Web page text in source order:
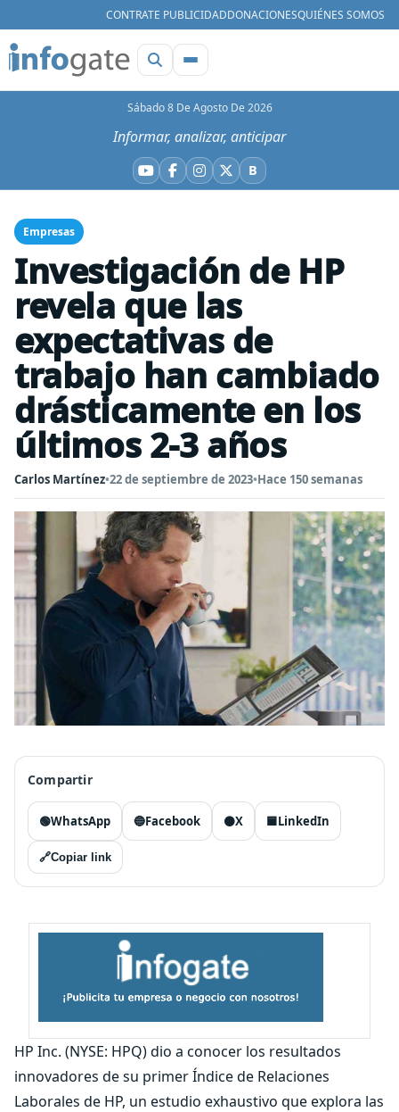
CONTRATE PUBLICIDADDONACIONESQUIÉNES SOMOS
Sábado 8 De Agosto De 2026
Informar, analizar, anticipar
YouTube
Facebook
Instagram
X BBluesky
Empresas
Investigación de HP
revela que las
expectativas de
trabajo han cambiado
drásticamente en los
últimos 2-3 años
Carlos Martínez•22 de septiembre de 2023•Hace 150 semanas
Compartir
🟢WhatsApp 🔵Facebook ⚫X 🟦LinkedIn
🔗Copiar link
HP Inc. (NYSE: HPQ) dio a conocer los resultados
innovadores de su primer Índice de Relaciones
Laborales de HP, un estudio exhaustivo que explora las